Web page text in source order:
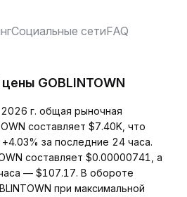
Социальные сетиFAQ
GOBLINTOWN
г. общая рыночная
составляет $7.40K, что
за последние 24 часа.
составляет $0.00000741, а
— $107.17. В обороте
при максимальной